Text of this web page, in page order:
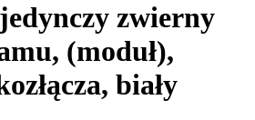
zwierny
(moduł),
biały